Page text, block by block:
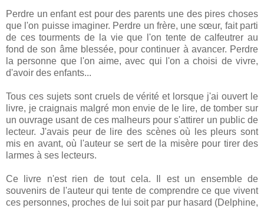
Perdre un enfant est pour des parents une des pires choses
que l'on puisse imaginer. Perdre un frère, une sœur, fait parti
de ces tourments de la vie que l'on tente de calfeutrer au
fond de son âme blessée, pour continuer à avancer. Perdre
la personne que l'on aime, avec qui l'on a choisi de vivre,
d'avoir des enfants...
Tous ces sujets sont cruels de vérité et lorsque j'ai ouvert le
livre, je craignais malgré mon envie de le lire, de tomber sur
un ouvrage usant de ces malheurs pour s'attirer un public de
lecteur. J'avais peur de lire des scènes où les pleurs sont
mis en avant, où l'auteur se sert de la misère pour tirer des
larmes à ses lecteurs.
Ce livre n'est rien de tout cela. Il est un ensemble de
souvenirs de l'auteur qui tente de comprendre ce que vivent
ces personnes, proches de lui soit par pur hasard (Delphine,